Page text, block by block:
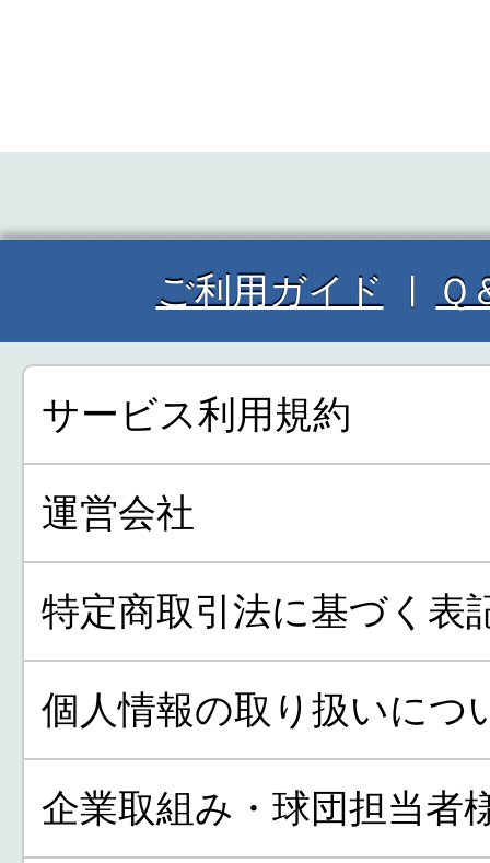
ご利用ガイド Ｑ
サービス利用規約
運営会社
特定商取引法に基づく表
個人情報の取り扱いにつ
企業取組み・球団担当者